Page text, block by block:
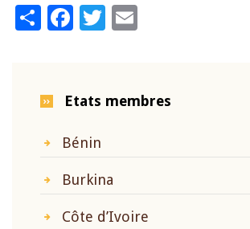
ShareFacebook
Twitter
Etats membres
Bénin
Burkina
Côte d’Ivoire